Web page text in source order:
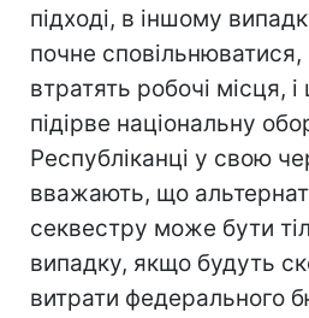
підході, в іншому
почне
втратять робочі місця,
підірве національну
Республіканці у свою
вважають, що
секвестру може бути
випадку, якщо будуть
витрати федерального